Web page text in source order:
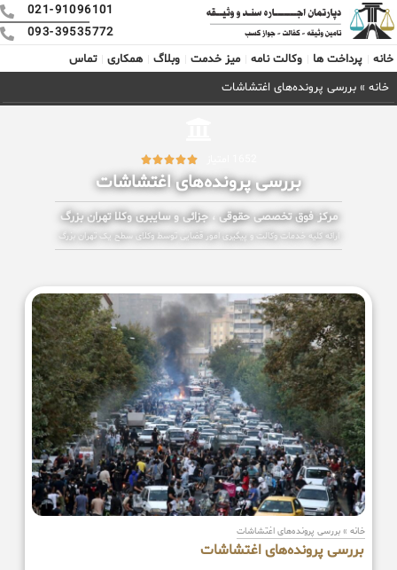
021-91096101
093-39535772
خانه
پرداخت ها وکالت نامه میز خدمت وبلاگ همکاری
تماس
خانه » بررسی پرونده‌های اغتشاشات





بررسی پرونده‌های اغتشاشات
مرکز فوق تخصصی حقوقی ، جزائی و سایبری وکلا تهران بزرگ
ارائه کلیه خدمات وکالت و پیگیری امور قضایی توسط وکلای سطح یک تهران بزرگ
خانه » بررسی پرونده‌های اغتشاشات
بررسی پرونده‌های اغتشاشات